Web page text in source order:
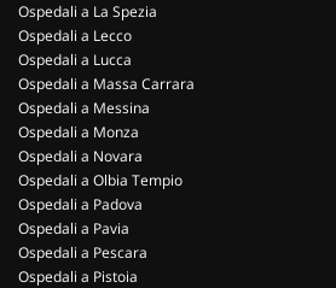
Ospedali a La Spezia
Ospedali a Lecco
Ospedali a Lucca
Ospedali a Massa Carrara
Ospedali a Messina
Ospedali a Monza
Ospedali a Novara
Ospedali a Olbia Tempio
Ospedali a Padova
Ospedali a Pavia
Ospedali a Pescara
Ospedali a Pistoia